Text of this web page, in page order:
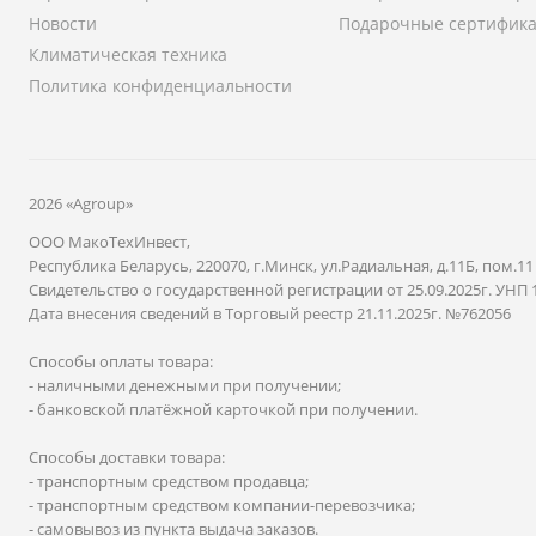
Новости
Климатическая техника
Политика конфиденциальности
Подарочные
2026 «Agroup»
ООО МакоТехИнвест,
Республика Беларусь, 220070, г.Минск, ул.Радиальная, д.11Б, пом.11
Свидетельство о государственной регистрации от 25.09.2025г. УНП
Дата внесения сведений в Торговый реестр 21.11.2025г. №762056
Способы оплаты товара:
- наличными денежными при получении;
- банковской платёжной карточкой при получении.
Способы доставки товара:
- транспортным средством продавца;
- транспортным средством компании-перевозчика;
- самовывоз из пункта выдача заказов.